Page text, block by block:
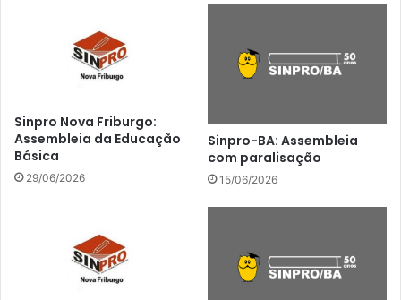
Sinpro Nova Friburgo:
Assembleia da Educação
Básica
29/06/2026
Sinpro-BA: Assembleia
com paralisação
15/06/2026